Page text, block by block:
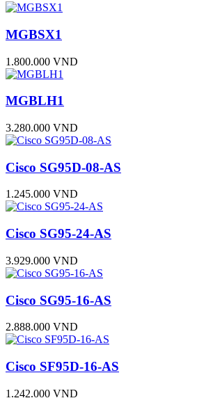
MGBSX1
1.800.000 VND
MGBLH1
3.280.000 VND
Cisco SG95D-08-AS
1.245.000 VND
Cisco SG95-24-AS
3.929.000 VND
Cisco SG95-16-AS
2.888.000 VND
Cisco SF95D-16-AS
1.242.000 VND